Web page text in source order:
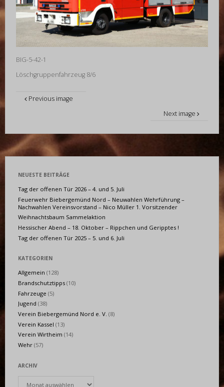
BIG-5-42-1
Löschgruppenfahrzeug 8/6
Previous image
Next image
NEUESTE BEITRÄGE
Tag der offenen Tür 2026 – 4. und 5. Juli
Feuerwehr Biebergemünd Nord – Neuwahlen Wehrführung –
Nachwahlen Vereinsvorstand – Nico Müller 1. Vorsitzender
Weihnachtsbaum Sammelaktion
Hessischer Abend – 18. Oktober – Rippchen und Geripptes !
Tag der offenen Tür 2025 – 5. und 6. Juli
KATEGORIEN
Allgemein (128)
Brandschutztipps (10)
Fahrzeuge (5)
Jugend (38)
Verein Biebergemünd Nord e. V. (8)
Verein Kassel (13)
Verein Wirtheim (14)
Wehr (57)
ARCHIV